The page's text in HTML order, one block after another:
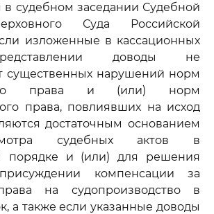
в судебном заседании Судебной
Суда Российской
изложенные в кассационных
доводы не
существенных нарушений норм
права и (или) норм
права, повлиявших на исход
достаточным основанием
судебных актов в
порядке и (или) для решения
компенсации за
на судопроизводство в
а также если указанные доводы